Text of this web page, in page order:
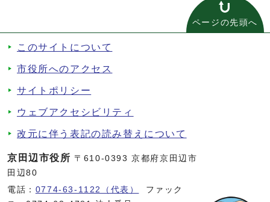
ページの先頭へ
このサイトについて
市役所へのアクセス
サイトポリシー
ウェブアクセシビリティ
改元に伴う表記の読み替えについて
京田辺市役所 〒610-0393 京都府京田辺市
田辺80
電話： 0774-63-1122（代表）
ファック